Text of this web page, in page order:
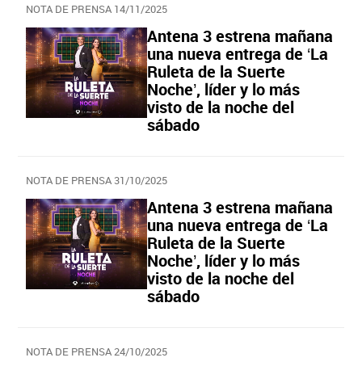
NOTA DE PRENSA 14/11/2025
Antena 3 estrena mañana
una nueva entrega de ‘La
Ruleta de la Suerte
Noche’, líder y lo más
visto de la noche del
sábado
NOTA DE PRENSA 31/10/2025
Antena 3 estrena mañana
una nueva entrega de ‘La
Ruleta de la Suerte
Noche’, líder y lo más
visto de la noche del
sábado
NOTA DE PRENSA 24/10/2025